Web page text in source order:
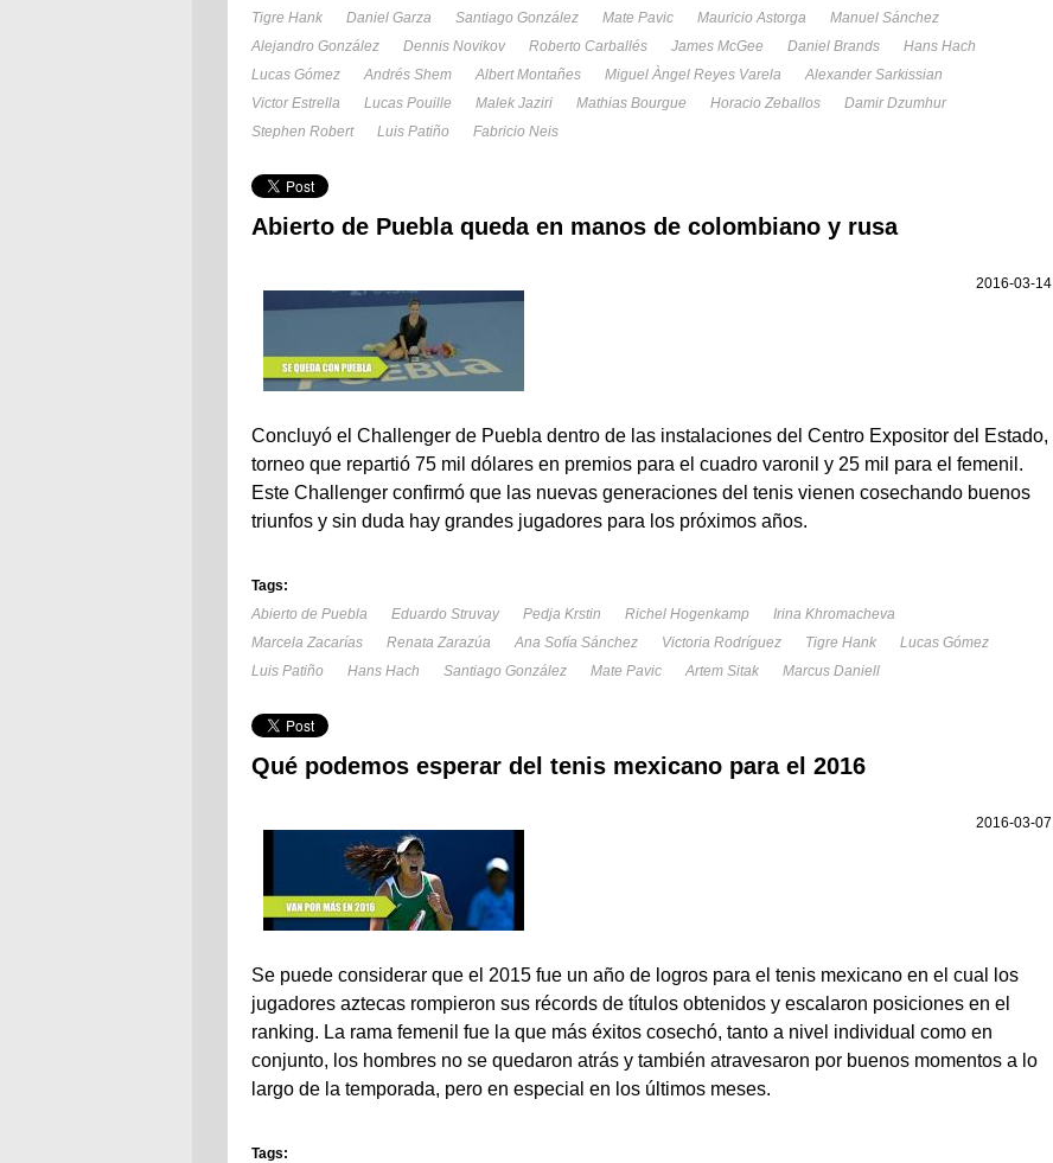
Tigre Hank
Daniel Garza Santiago González Mate Pavic Mauricio Astorga
Manuel Sánchez
Alejandro González
Dennis Novikov Roberto Carballés James McGee Daniel Brands
Hans Hach
Lucas Gómez
Andrés Shem Albert Montañes Miguel Àngel Reyes Varela
Alexander Sarkissian
Victor Estrella
Lucas Pouille Malek Jaziri Mathias Bourgue Horacio Zeballos
Damir Dzumhur
Stephen Robert
Luis Patiño Fabricio Neis
Abierto de Puebla queda en manos de colombiano y rusa
2016-03-14
Concluyó el Challenger de Puebla dentro de las instalaciones del Centro Expositor del Estado,
torneo que repartió 75 mil dólares en premios para el cuadro varonil y 25 mil para el femenil.
Este Challenger confirmó que las nuevas generaciones del tenis vienen cosechando buenos
triunfos y sin duda hay grandes jugadores para los próximos años.
Tags:
Abierto de Puebla
Eduardo Struvay Pedja Krstin Richel Hogenkamp
Irina Khromacheva
Marcela Zacarías
Renata Zarazúa Ana Sofía Sánchez Victoria Rodríguez Tigre Hank
Lucas Gómez
Luis Patiño
Hans Hach Santiago González Mate Pavic Artem Sitak Marcus Daniell
Qué podemos esperar del tenis mexicano para el 2016
2016-03-07
Se puede considerar que el 2015 fue un año de logros para el tenis mexicano en el cual los
jugadores aztecas rompieron sus récords de títulos obtenidos y escalaron posiciones en el
ranking. La rama femenil fue la que más éxitos cosechó, tanto a nivel individual como en
conjunto, los hombres no se quedaron atrás y también atravesaron por buenos momentos a lo
largo de la temporada, pero en especial en los últimos meses.
Tags: